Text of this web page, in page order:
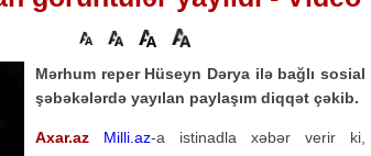
Mərhum reper Hüseyn Dərya ilə bağlı sosial
şəbəkələrdə yayılan paylaşım diqqət çəkib.
Axar.az Milli.az-a istinadla xəbər verir ki,